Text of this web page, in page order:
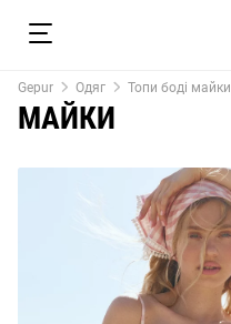
Gepur Одяг Топи боді майки
МАЙКИ